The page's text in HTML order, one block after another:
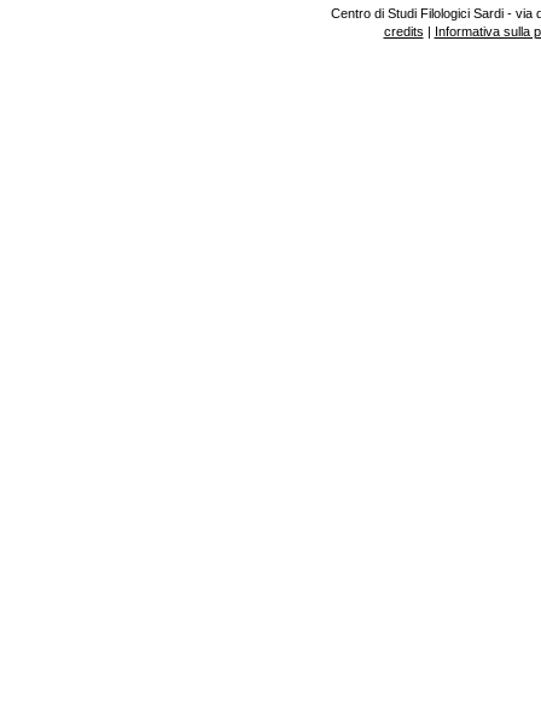
Centro di Studi Filologici Sardi - via
credits | Informativa sulla